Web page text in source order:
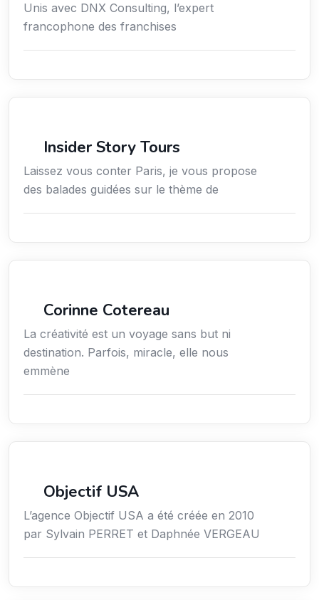
Unis avec DNX Consulting, l’expert
francophone des franchises
Insider Story Tours
Laissez vous conter Paris, je vous propose
des balades guidées sur le thème de
Corinne Cotereau
La créativité est un voyage sans but ni
destination. Parfois, miracle, elle nous
emmène
Objectif USA
L’agence Objectif USA a été créée en 2010
par Sylvain PERRET et Daphnée VERGEAU